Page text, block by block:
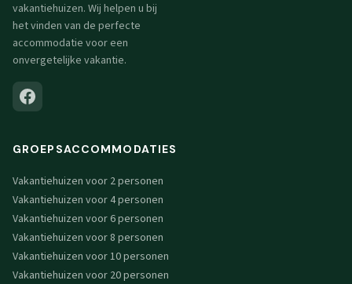
vakantiehuizen. Wij helpen u bij
het vinden van de perfecte
accommodatie voor een
onvergetelijke vakantie.
GROEPSACCOMMODATIES
Vakantiehuizen voor 2 personen
Vakantiehuizen voor 4 personen
Vakantiehuizen voor 6 personen
Vakantiehuizen voor 8 personen
Vakantiehuizen voor 10 personen
Vakantiehuizen voor 20 personen